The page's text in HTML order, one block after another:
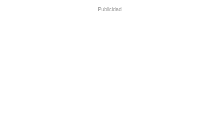
Publicidad